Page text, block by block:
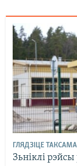
ГЛЯДЗІЦЕ
Зьніклі